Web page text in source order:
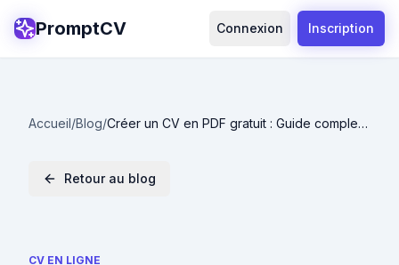
PromptCV Connexion Inscription
Accueil/Blog/Créer un CV en PDF gratuit : Guide complet
Retour au blog
CV EN LIGNE